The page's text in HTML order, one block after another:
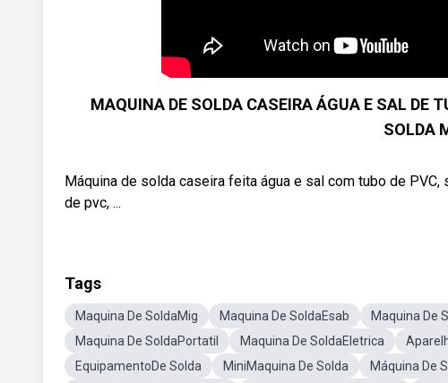
MAQUINA DE SOLDA CASEIRA ÁGUA E SAL DE
SOLDA
Máquina de solda caseira feita água e sal com tubo de
de pvc, ...
Tags
Maquina De SoldaMig Maquina De SoldaEsab Maquina De
Maquina De SoldaPortatil
Maquina De SoldaEletrica
EquipamentoDe Solda
MiniMaquina De Solda Máquina De